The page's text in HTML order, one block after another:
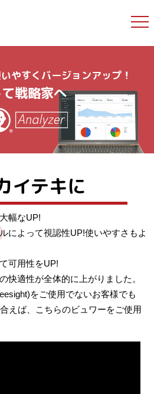
やすくバージョンアップ！
戦略家へ
イテキに
幅なUP!
によって視認性UP!使いやすさもよ
可用性をUP!
快適性が全体的に上がりました。
をご使用でないお客様でも
えば、こちらのビュワーをご使用